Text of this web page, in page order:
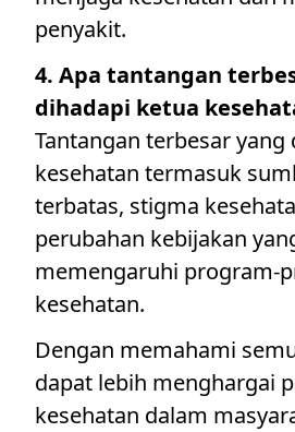
penyakit.
4. Apa tantangan
dihadapi ketua
Tantangan terbesar yang
kesehatan termasuk
terbatas, stigma
perubahan kebijakan
memengaruhi program-
kesehatan.
Dengan memahami
dapat lebih menghargai
kesehatan dalam